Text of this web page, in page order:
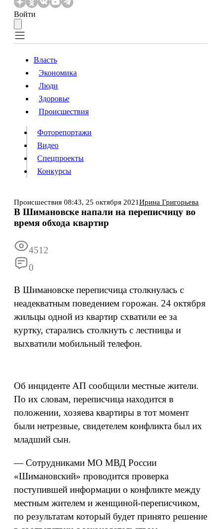
Войти
Власть
Происшествия
Видео
Конкурсы
Информация Подписка Реклама
Власть
Экономика
Люди
Здоровье
Происшествия
Фоторепортажи
Видео
Спецпроекты
Конкурсы
Происшествия 08:43, 25 октября 2021Ирина Григорьева
В Шимановске напали на переписчицу во
время обхода квартир
4512
0
В Шимановске переписчица столкнулась с
неадекватным поведением горожан. 24 октября
жильцы одной из квартир схватили ее за
куртку, старались столкнуть с лестницы и
выхватили мобильный телефон.
Об инциденте АП сообщили местные жители.
По их словам, переписчица находится в
положении, хозяева квартиры в тот момент
были нетрезвые, свидетелем конфликта был их
младший сын.
— Сотрудниками МО МВД России
«Шимановский» проводится проверка
поступившей информации о конфликте между
местным жителем и женщиной-переписчиком,
по результатам который будет принято решение